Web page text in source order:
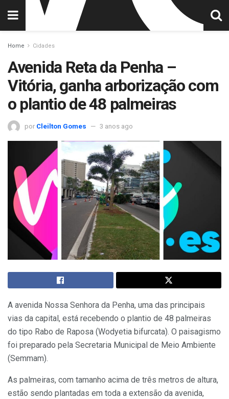
Home Cidades
Avenida Reta da Penha –
Vitória, ganha arborização com
o plantio de 48 palmeiras
por Cleilton Gomes 3 anos ago
A avenida Nossa Senhora da Penha, uma das principais
vias da capital, está recebendo o plantio de 48 palmeiras
do tipo Rabo de Raposa (Wodyetia bifurcata). O paisagismo
foi preparado pela Secretaria Municipal de Meio Ambiente
(Semmam).
As palmeiras, com tamanho acima de três metros de altura,
estão sendo plantadas em toda a extensão da avenida,